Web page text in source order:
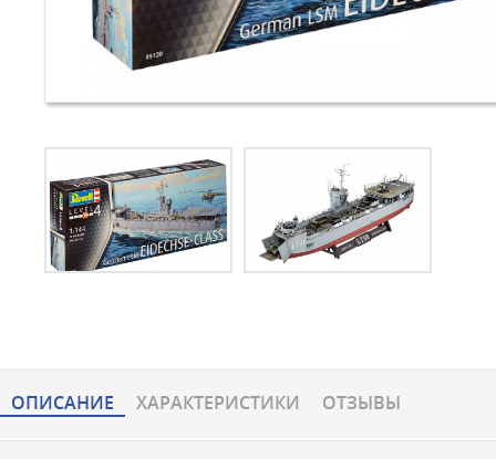
ОПИСАНИЕ ХАРАКТЕРИCТИКИ ОТЗЫВЫ